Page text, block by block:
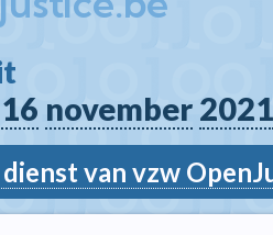
16 november 2021
dienst van vzw